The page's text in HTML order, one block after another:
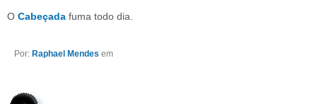
O Cabeçada fuma todo dia.
Por: Raphael Mendes em